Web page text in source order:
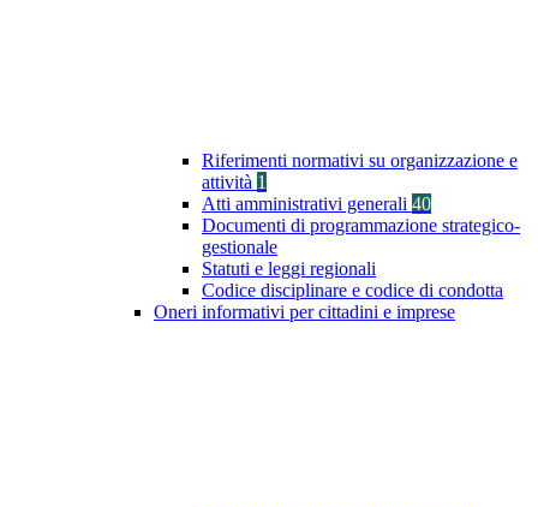
Riferimenti normativi su organizzazione e
attività 1
Atti amministrativi generali 40
Documenti di programmazione strategico-
gestionale
Statuti e leggi regionali
Codice disciplinare e codice di condotta
Oneri informativi per cittadini e imprese